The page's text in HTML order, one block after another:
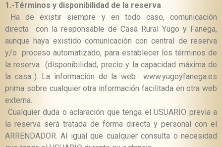
1.-Términos y disponibilidad de la reserva
Ha de existir siempre y en todo caso, comunicación
directa con la responsable de Casa Rural Yugo y Fanega,
aunque haya existido comunicación con central de reserva
y/o proceso automatizado, para establecer los términos de
la reserva (disponibilidad, precio y la capacidad máxima de
la casa..). La información de la web www.yugoyfanega.es
prima sobre cualquier otra información facilitada en otra web
externa.
Cualquier duda o aclaración que tenga el USUARIO previa a
la reserva será tratada de forma directa y personal con el
ARRENDADOR. Al igual que cualquier consulta o necesidad